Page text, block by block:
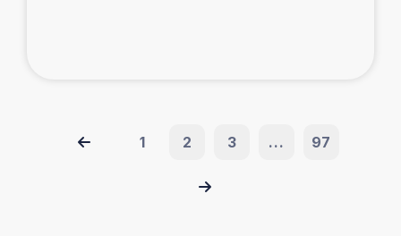
1 2 3 ... 97